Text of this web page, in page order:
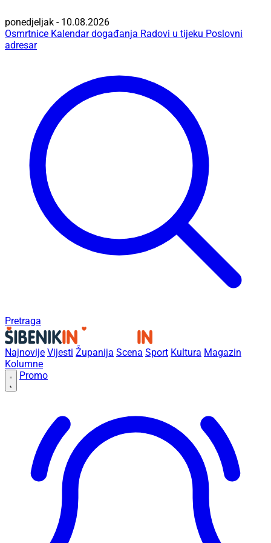
ponedjeljak - 10.08.2026
Osmrtnice Kalendar događanja Radovi u tijeku Poslovni
adresar
Pretraga
Najnovije Vijesti Županija Scena Sport Kultura Magazin
Kolumne
Promo